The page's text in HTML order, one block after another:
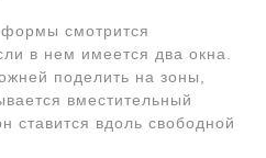
смотрится
в нем имеется два окна.
поделить на зоны,
вместительный
ставится вдоль свободной